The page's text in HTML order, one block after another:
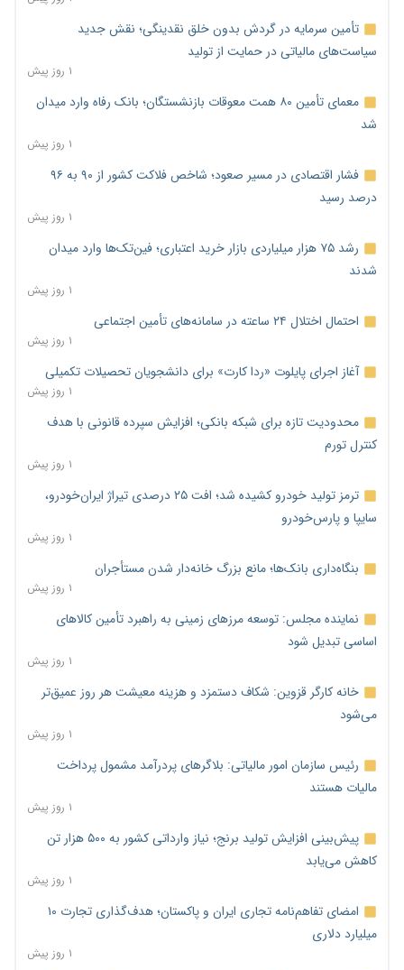
تأمین سرمایه در گردش بدون خلق نقدینگی؛ نقش جدید
سیاست‌های مالیاتی در حمایت از تولید
۱ روز پیش
معمای تأمین ۸۰ همت معوقات بازنشستگان؛ بانک رفاه وارد میدان
شد
۱ روز پیش
فشار اقتصادی در مسیر صعود؛ شاخص فلاکت کشور از ۹۰ به ۹۶
درصد رسید
۱ روز پیش
رشد ۷۵ هزار میلیاردی بازار خرید اعتباری؛ فین‌تک‌ها وارد میدان
شدند
۱ روز پیش
احتمال اختلال ۲۴ ساعته در سامانه‌های تأمین اجتماعی
۱ روز پیش
آغاز اجرای پایلوت «ردا کارت» برای دانشجویان تحصیلات تکمیلی
۱ روز پیش
محدودیت تازه برای شبکه بانکی؛ افزایش سپرده قانونی با هدف
کنترل تورم
۱ روز پیش
ترمز تولید خودرو کشیده شد؛ افت ۲۵ درصدی تیراژ ایران‌خودرو،
سایپا و پارس‌خودرو
۱ روز پیش
بنگاه‌داری بانک‌ها؛ مانع بزرگ خانه‌دار شدن مستأجران
۱ روز پیش
نماینده مجلس: توسعه مرزهای زمینی به راهبرد تأمین کالاهای
اساسی تبدیل شود
۱ روز پیش
خانه کارگر قزوین: شکاف دستمزد و هزینه معیشت هر روز عمیق‌تر
می‌شود
۱ روز پیش
رئیس سازمان امور مالیاتی: بلاگرهای پردرآمد مشمول پرداخت
مالیات هستند
۱ روز پیش
پیش‌بینی افزایش تولید برنج؛ نیاز وارداتی کشور به ۵۰۰ هزار تن
کاهش می‌یابد
۱ روز پیش
امضای تفاهم‌نامه تجاری ایران و پاکستان؛ هدف‌گذاری تجارت ۱۰
میلیارد دلاری
۱ روز پیش